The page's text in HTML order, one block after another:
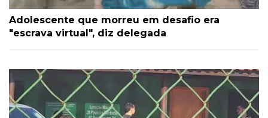
Adolescente que morreu em desafio era
"escrava virtual", diz delegada